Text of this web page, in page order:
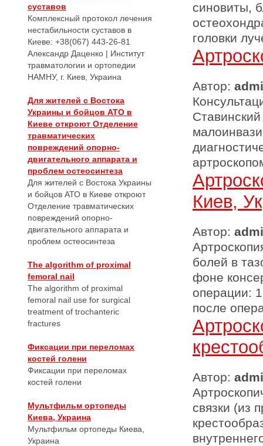
суставов
Комплексный протокол лечения
нестабильности суставов в
Киеве: +38(067) 443-26-81
Александр Даценко | Институт
травматологии и ортопедии
НАМНУ, г. Киев, Украина
Для жителей с Востока
Украины и бойцов АТО в
Киеве откроют Отделение
травматических
повреждений опорно-
двигательного аппарата и
проблем остеосинтеза
Для жителей с Востока Украины
и бойцов АТО в Киеве откроют
Отделение травматических
повреждений опорно-
двигательного аппарата и
проблем остеосинтеза
The algorithm of proximal
femoral nail
The algorithm of proximal
femoral nail use for surgical
treatment of trochanteric
fractures
Фиксации при переломах
костей голени
Фиксации при переломах
костей голени
Мультфильм ортопеды
Киева, Украина
Мультфильм ортопеды Киева,
Украина
синовиты,
головки
Автор:
Киев,
Автор:
болей в
фоне
операции:
после
Автор:
связки (из